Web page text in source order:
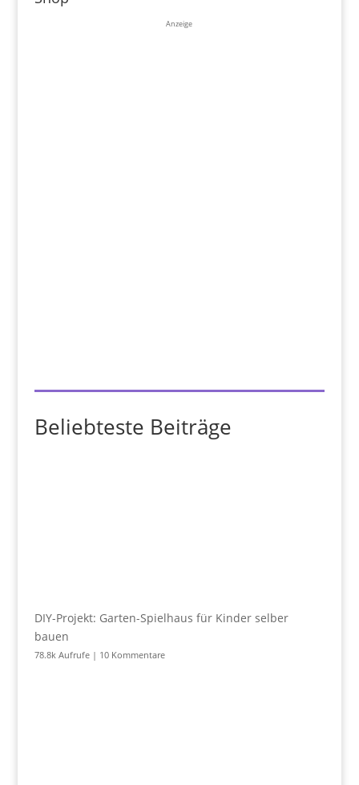
Anzeige
Beliebteste Beiträge
DIY-Projekt: Garten-Spielhaus für Kinder selber
bauen
78.8k Aufrufe| 10 Kommentare